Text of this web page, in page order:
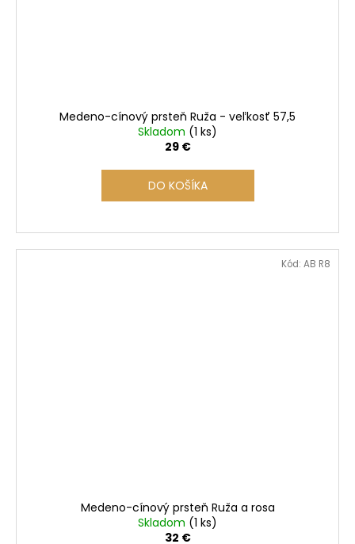
Medeno-cínový prsteň Ruža - veľkosť 57,5
Skladom (1 ks)
29 €
DO KOŠÍKA
Medeno-cínový prsteň Ruža a rosa
Skladom (1 ks)
32 €
Kód: AB R8